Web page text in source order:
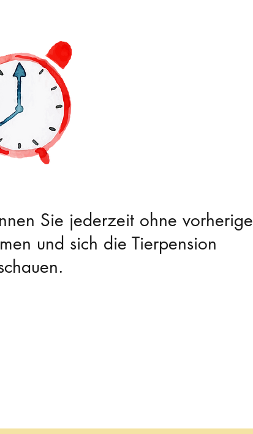
Sie jederzeit ohne vorherige
und sich die Tierpension